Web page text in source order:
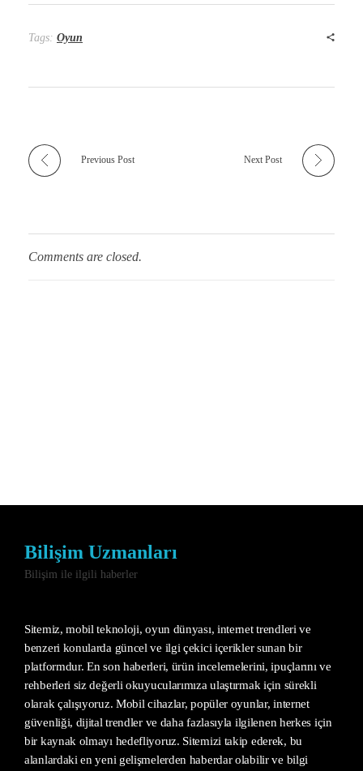
Tags: Oyun
Previous Post Next Post
Comments are closed.
Bilişim Uzmanları
Bilişim ile ilgili haberler
Sitemiz, mobil teknoloji, oyun dünyası, internet trendleri ve
benzeri konularda güncel ve ilgi çekici içerikler sunan bir
platformdur. En son haberleri, ürün incelemelerini, ipuçlarını ve
rehberleri siz değerli okuyucularımıza ulaştırmak için sürekli
olarak çalışıyoruz. Mobil cihazlar, popüler oyunlar, internet
güvenliği, dijital trendler ve daha fazlasıyla ilgilenen herkes için
bir kaynak olmayı hedefliyoruz. Sitemizi takip ederek, bu
alanlardaki en yeni gelişmelerden haberdar olabilir ve bilgi